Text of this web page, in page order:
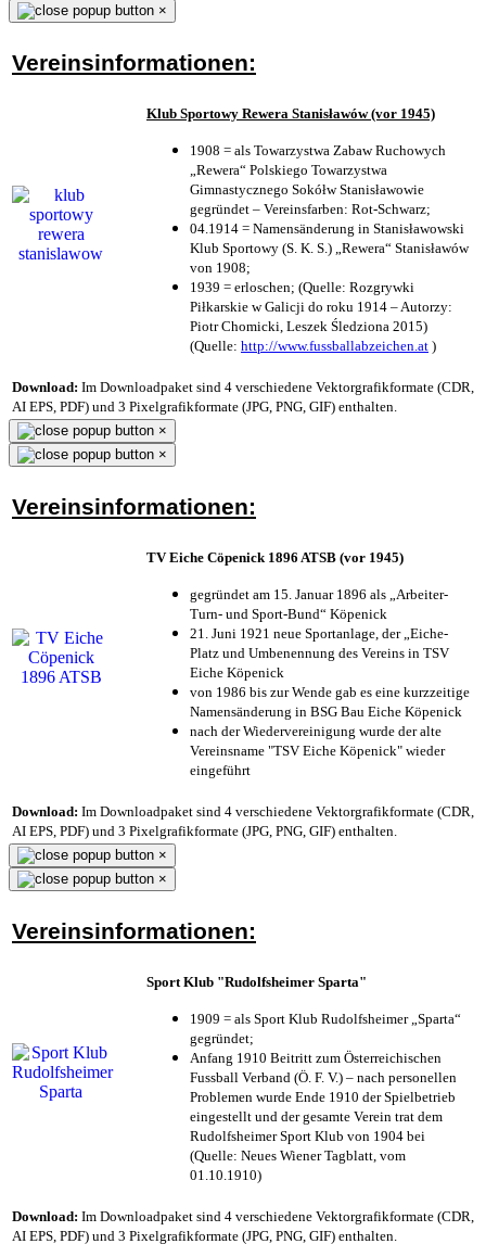
×
Vereinsinformationen:
Klub Sportowy Rewera Stanisławów (vor 1945)
1908 = als Towarzystwa Zabaw Ruchowych
„Rewera“ Polskiego Towarzystwa
Gimnastycznego Sokółw Stanisławowie
gegründet – Vereinsfarben: Rot-Schwarz;
04.1914 = Namensänderung in Stanisławowski
Klub Sportowy (S. K. S.) „Rewera“ Stanisławów
von 1908;
1939 = erloschen; (Quelle: Rozgrywki
Piłkarskie w Galicji do roku 1914 – Autorzy:
Piotr Chomicki, Leszek Śledziona 2015)
(Quelle: http://www.fussballabzeichen.at )
Download: Im Downloadpaket sind 4 verschiedene Vektorgrafikformate (CDR,
AI EPS, PDF) und 3 Pixelgrafikformate (JPG, PNG, GIF) enthalten.
×
×
Vereinsinformationen:
TV Eiche Cöpenick 1896 ATSB (vor 1945)
gegründet am 15. Januar 1896 als „Arbeiter-
Turn- und Sport-Bund“ Köpenick
21. Juni 1921 neue Sportanlage, der „Eiche-
Platz und Umbenennung des Vereins in TSV
Eiche Köpenick
von 1986 bis zur Wende gab es eine kurzzeitige
Namensänderung in BSG Bau Eiche Köpenick
nach der Wiedervereinigung wurde der alte
Vereinsname "TSV Eiche Köpenick" wieder
eingeführt
Download: Im Downloadpaket sind 4 verschiedene Vektorgrafikformate (CDR,
AI EPS, PDF) und 3 Pixelgrafikformate (JPG, PNG, GIF) enthalten.
×
×
Vereinsinformationen:
Sport Klub "Rudolfsheimer Sparta"
1909 = als Sport Klub Rudolfsheimer „Sparta“
gegründet;
Anfang 1910 Beitritt zum Österreichischen
Fussball Verband (Ö. F. V.) – nach personellen
Problemen wurde Ende 1910 der Spielbetrieb
eingestellt und der gesamte Verein trat dem
Rudolfsheimer Sport Klub von 1904 bei
(Quelle: Neues Wiener Tagblatt, vom
01.10.1910)
Download: Im Downloadpaket sind 4 verschiedene Vektorgrafikformate (CDR,
AI EPS, PDF) und 3 Pixelgrafikformate (JPG, PNG, GIF) enthalten.